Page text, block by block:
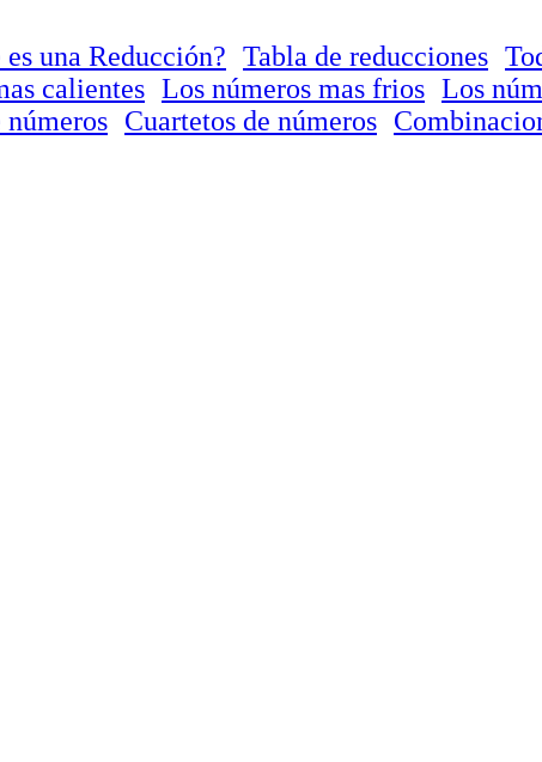
es una Reducción? Tabla de reducciones
calientes Los números mas frios Los
Cuartetos de números